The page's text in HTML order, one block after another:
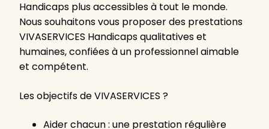
Handicaps plus accessibles à tout le monde.
Nous souhaitons vous proposer des prestations
VIVASERVICES Handicaps qualitatives et
humaines, confiées à un professionnel aimable
et compétent.
Les objectifs de VIVASERVICES ?
Aider chacun : une prestation régulière